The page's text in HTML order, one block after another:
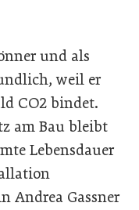
und als
weil er
CO2 bindet.
am Bau bleibt
Lebensdauer
Andrea Gassner